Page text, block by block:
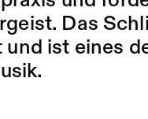
Das
ist eines